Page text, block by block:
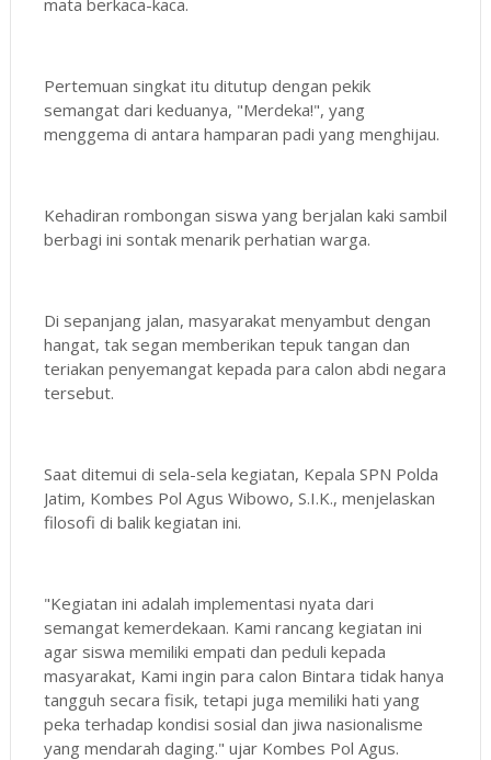
Pertemuan singkat itu ditutup dengan pekik
semangat dari keduanya, "Merdeka!", yang
menggema di antara hamparan padi yang menghijau.
Kehadiran rombongan siswa yang berjalan kaki sambil
berbagi ini sontak menarik perhatian warga.
Di sepanjang jalan, masyarakat menyambut dengan
hangat, tak segan memberikan tepuk tangan dan
teriakan penyemangat kepada para calon abdi negara
tersebut.
Saat ditemui di sela-sela kegiatan, Kepala SPN Polda
Jatim, Kombes Pol Agus Wibowo, S.I.K., menjelaskan
filosofi di balik kegiatan ini.
"Kegiatan ini adalah implementasi nyata dari
semangat kemerdekaan. Kami rancang kegiatan ini
agar siswa memiliki empati dan peduli kepada
masyarakat, Kami ingin para calon Bintara tidak hanya
tangguh secara fisik, tetapi juga memiliki hati yang
peka terhadap kondisi sosial dan jiwa nasionalisme
yang mendarah daging." ujar Kombes Pol Agus.